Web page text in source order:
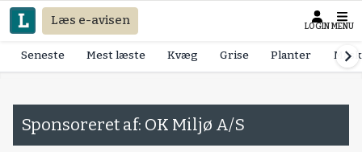
Læs e-avisen LOGIN MENU
Seneste Mest læste Kvæg Grise Planter
Sponsoreret af: OK Miljø A/S